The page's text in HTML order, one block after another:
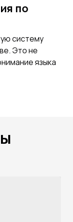
по
систему
Это не
языка